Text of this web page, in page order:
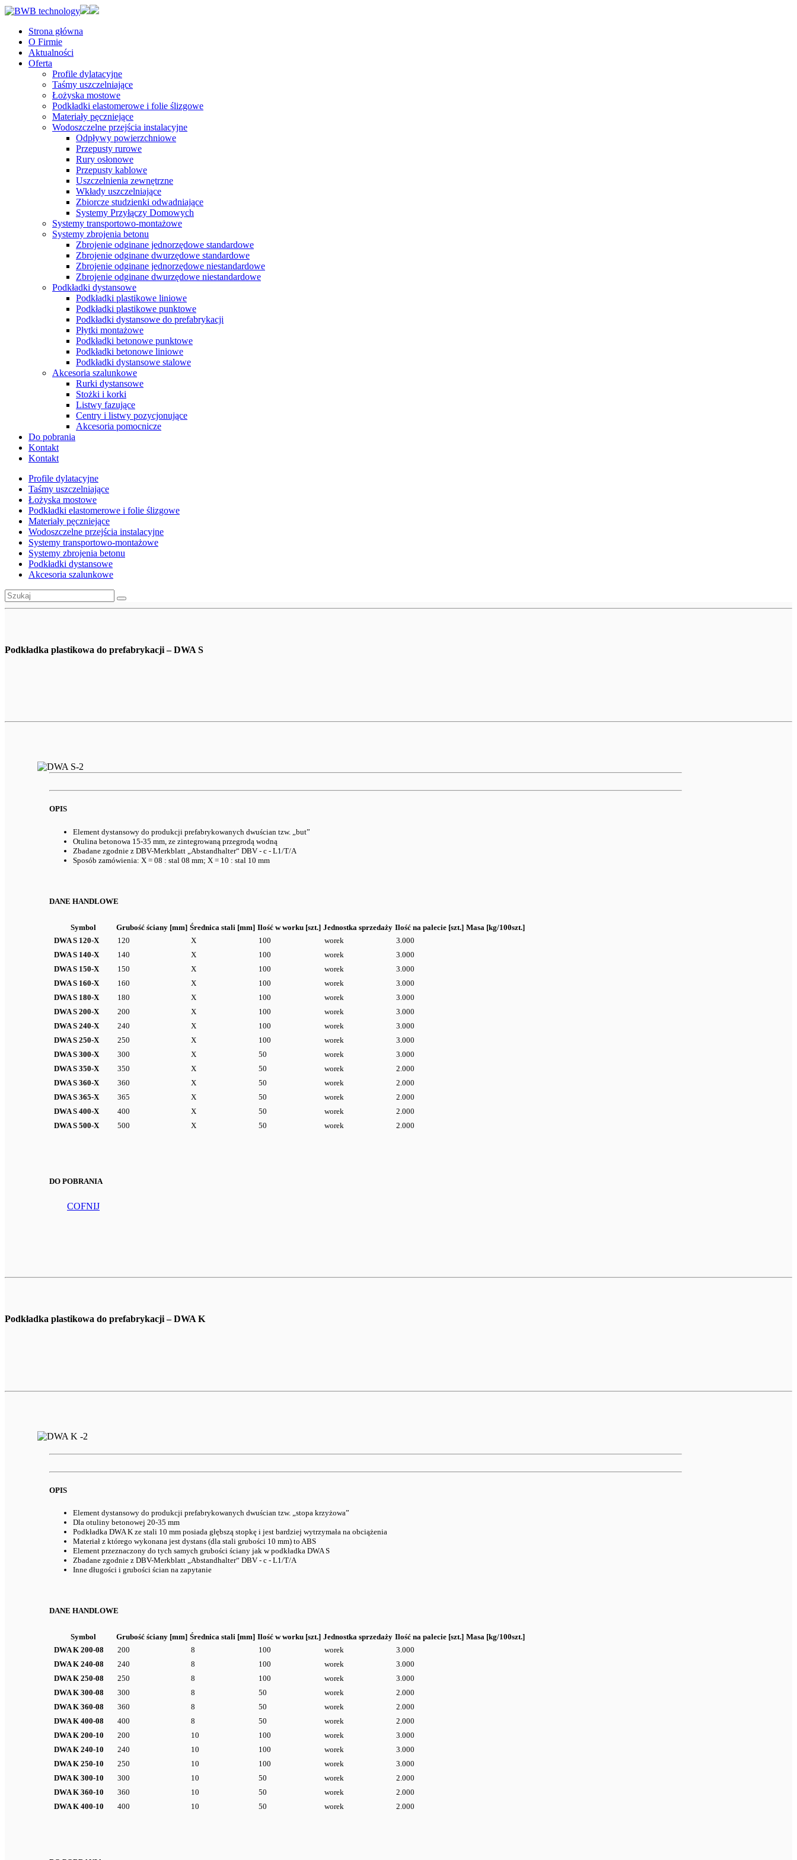
Strona główna
O Firmie
Aktualności
Oferta
Profile dylatacyjne
Taśmy uszczelniające
Łożyska mostowe
Podkładki elastomerowe i folie ślizgowe
Materiały pęczniejące
Wodoszczelne przejścia instalacyjne
Odpływy powierzchniowe
Przepusty rurowe
Rury osłonowe
Przepusty kablowe
Uszczelnienia zewnętrzne
Wkłady uszczelniające
Zbiorcze studzienki odwadniające
Systemy Przyłączy Domowych
Systemy transportowo-montażowe
Systemy zbrojenia betonu
Zbrojenie odginane jednorzędowe standardowe
Zbrojenie odginane dwurzędowe standardowe
Zbrojenie odginane jednorzędowe niestandardowe
Zbrojenie odginane dwurzędowe niestandardowe
Podkładki dystansowe
Podkładki plastikowe liniowe
Podkładki plastikowe punktowe
Podkładki dystansowe do prefabrykacji
Płytki montażowe
Podkładki betonowe punktowe
Podkładki betonowe liniowe
Podkładki dystansowe stalowe
Akcesoria szalunkowe
Rurki dystansowe
Stożki i korki
Listwy fazujące
Centry i listwy pozycjonujące
Akcesoria pomocnicze
Do pobrania
Kontakt
Kontakt
Profile dylatacyjne
Taśmy uszczelniające
Łożyska mostowe
Podkładki elastomerowe i folie ślizgowe
Materiały pęczniejące
Wodoszczelne przejścia instalacyjne
Systemy transportowo-montażowe
Systemy zbrojenia betonu
Podkładki dystansowe
Akcesoria szalunkowe
Podkładka plastikowa do prefabrykacji – DWA S
OPIS
Element dystansowy do produkcji prefabrykowanych dwuścian tzw. „but”
Otulina betonowa 15-35 mm, ze zintegrowaną przegrodą wodną
Zbadane zgodnie z DBV-Merkblatt „Abstandhalter“ DBV - c - L1/T/A
Sposób zamówienia: X = 08 : stal 08 mm; X = 10 : stal 10 mm
DANE HANDLOWE
Symbol Grubość ściany [mm] Średnica stali [mm] Ilość w worku [szt.] Jednostka sprzedaży Ilość na palecie [szt.] Masa [kg/100szt.]
DWA S 120-X
120 X 100 worek
3.000
DWA S 140-X
140 X 100 worek
3.000
DWA S 150-X
150 X 100 worek
3.000
DWA S 160-X
160 X 100 worek
3.000
DWA S 180-X
180 X 100 worek
3.000
DWA S 200-X
200 X 100 worek
3.000
DWA S 240-X
240 X 100 worek
3.000
DWA S 250-X
250 X 100 worek
3.000
DWA S 300-X
300 X 50 worek
3.000
DWA S 350-X
350 X 50 worek
2.000
DWA S 360-X
360 X 50 worek
2.000
DWA S 365-X
365 X 50 worek
2.000
DWA S 400-X
400 X 50 worek
2.000
DWA S 500-X
500 X 50 worek 2.000
DO POBRANIA
COFNIJ
Podkładka plastikowa do prefabrykacji – DWA K
OPIS
Element dystansowy do produkcji prefabrykowanych dwuścian tzw. „stopa krzyżowa”
Dla otuliny betonowej 20-35 mm
Podkładka DWA K ze stali 10 mm posiada głębszą stopkę i jest bardziej wytrzymała na obciążenia
Materiał z którego wykonana jest dystans (dla stali grubości 10 mm) to ABS
Element przeznaczony do tych samych grubości ściany jak w podkładka DWA S
Zbadane zgodnie z DBV-Merkblatt „Abstandhalter“ DBV - c - L1/T/A
Inne długości i grubości ścian na zapytanie
DANE HANDLOWE
Symbol Grubość ściany [mm] Średnica stali [mm] Ilość w worku [szt.] Jednostka sprzedaży Ilość na palecie [szt.] Masa [kg/100szt.]
DWA K 200-08
200 8 100 worek
3.000
DWA K 240-08
240 8 100 worek
3.000
DWA K 250-08
250 8 100 worek
3.000
DWA K 300-08
300 8 50 worek
2.000
DWA K 360-08
360 8 50 worek
2.000
DWA K 400-08
400 8 50 worek
2.000
DWA K 200-10
200 10 100 worek
3.000
DWA K 240-10
240 10 100 worek
3.000
DWA K 250-10
250 10 100 worek
3.000
DWA K 300-10
300 10 50 worek
2.000
DWA K 360-10
360 10 50 worek
2.000
DWA K 400-10
400 10 50 worek 2.000